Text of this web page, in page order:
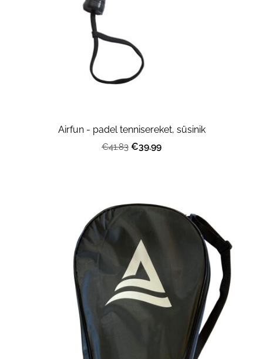
Airfun - padel tennisereket, süsinik
€41.83 €39.99